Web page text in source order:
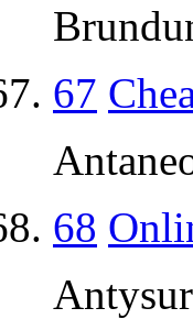
67
68
Antysur